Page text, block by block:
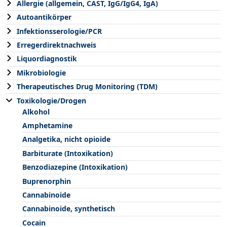
Allergie (allgemein, CAST, IgG/IgG4, IgA)
Autoantikörper
Infektionsserologie/PCR
Erregerdirektnachweis
Liquordiagnostik
Mikrobiologie
Therapeutisches Drug Monitoring (TDM)
Toxikologie/Drogen
Alkohol
Amphetamine
Analgetika, nicht opioide
Barbiturate (Intoxikation)
Benzodiazepine (Intoxikation)
Buprenorphin
Cannabinoide
Cannabinoide, synthetisch
Cocain